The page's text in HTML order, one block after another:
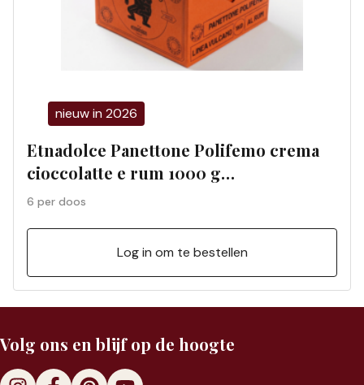
nieuw in 2026
Etnadolce Panettone Polifemo crema
cioccolatte e rum 1000 g
geschenkdoos (6 per doos) 01198S
6 per doos
Log in om te bestellen
Volg ons en blijf op de hoogte